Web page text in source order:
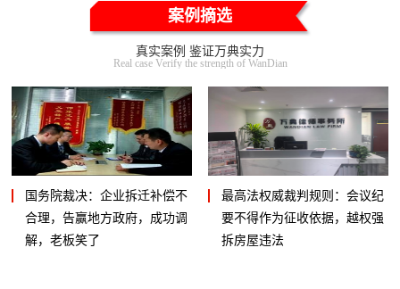
案例摘选
真实案例 鉴证万典实力
Real case Verify the strength of WanDian
国务院裁决：企业拆迁补偿不
合理，告赢地方政府，成功调
解，老板笑了
最高法权威裁判规则：会议纪
要不得作为征收依据，越权强
拆房屋违法